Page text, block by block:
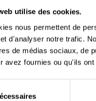
utilise des cookies.
nous permettent de
d'analyser notre trafic.
de médias sociaux, de
avez fournies ou qu'ils
uur
16.00 uur
16.00 uur
16.00 uur
uur